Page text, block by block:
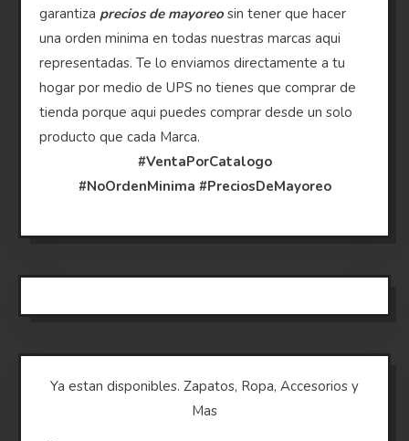
garantizaprecios de mayoreo sin tener que hacer
una orden minima en todas nuestras marcas aqui
representadas. Te lo enviamos directamente a tu
hogar por medio de UPS no tienes que comprar de
tienda porque aqui puedes comprar desde un solo
producto que cada Marca.
#VentaPorCatalogo
#NoOrdenMinima #PreciosDeMayoreo
Ya estan disponibles. Zapatos, Ropa, Accesorios y
Mas